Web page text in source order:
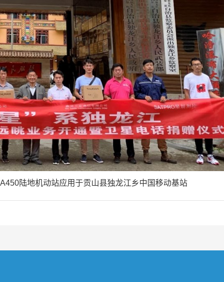
陆地机动站应用于贡山县独龙江乡中国移动基站